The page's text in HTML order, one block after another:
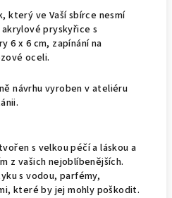
který ve Vaší sbírce nesmí
pryskyřice s
6 x 6 cm, zapínání na
oceli.
návrhu vyroben v ateliéru
s velkou péčí a láskou a
z vašich nejoblíbenějších.
s vodou, parfémy,
které by jej mohly poškodit.